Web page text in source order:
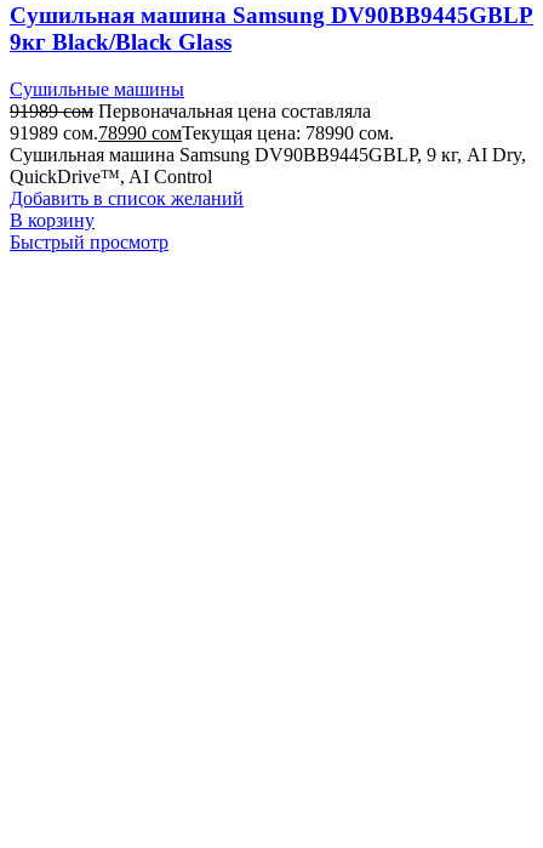
Сушильная машина Samsung DV90BB9445GBLP
9кг Black/Black Glass
Сушильные машины
91989сом Первоначальная цена составляла
91989 сом.78990 сомТекущая цена: 78990 сом.
Сушильная машина Samsung DV90BB9445GBLP, 9 кг, AI Dry,
QuickDrive™, AI Control
Добавить в список желаний
В корзину
Быстрый просмотр